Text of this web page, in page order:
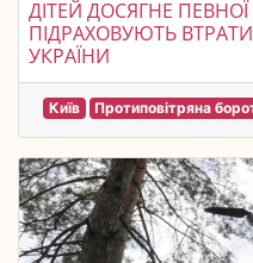
ДІТЕЙ ДОСЯГНЕ
ПІДРАХОВУЮТЬ
УКРАЇНИ
Київ Протиповітряна